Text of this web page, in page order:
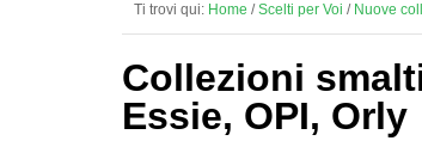
Ti trovi qui: Home / Scelti per Voi / Nuove
Collezioni
Essie, OPI, Orly